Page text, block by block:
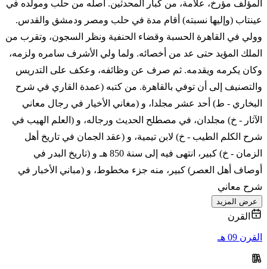
المؤلف مؤرخ، علامة، من كبار المحدثين. أصله من حلب ومولده في
عينتاب (وإليها نسبته) أقام مدة في حلب ومصر ودمشق والقدس.
وولي في القاهرة الحسبة وقضاء الحنفية ونظر السجون، وتقرب من
الملك المؤيد حتى عد من أخصائه. ولما ولي الأشرف سامره ولزمه،
وكان يكرمه ويقدمه. ثم صرف عن وظائفه، وعكف على التدريس
والتصنيف إلى أن توفي بالقاهرة. من كتبه (عمدة القاري في شرح
البخاري - ط) أحد عشر مجلدا، و (مغاني الأخيار في رجال معاني
الآثار - خ) مجلدان، في مصطلح الحديث ورجاله، و (العلم الهيب في
شرح الكلم الطيب - خ) لابن تيمية، و (عقد الجمان في تاريخ أهل
الزمان - خ) كبير، انتهى فيه إلى سنة 850 هـ و (تاريخ البدر في
أوصاف أهل العصر) كبير، منه جزء مخطوط، و (مباني الأخبار في
شرح معاني
عرض المزيد
القرن
القرن 09 هـ